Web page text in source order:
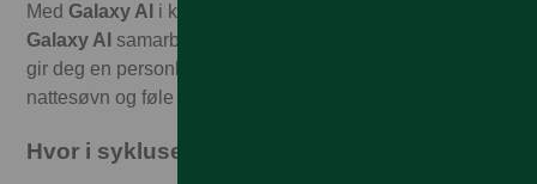
MedGalaxy AI i klokken får du en grundig søvnanalyse.
Galaxy AI samarbeider med Samsung Health-appen og
gir deg en personlig utformet plan slik at du kan få bedre
nattesøvn og føle deg mer opplagt på dagtid.
Hvor i syklusen er du?